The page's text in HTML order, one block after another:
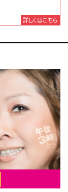
詳しくはこちら